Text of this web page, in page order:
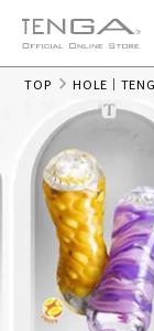
TOP HOLE｜